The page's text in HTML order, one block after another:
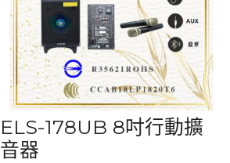
ELS-178UB 8吋行動擴
音器